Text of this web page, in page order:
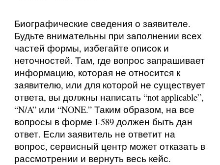
Биографические сведения о заявителе.
Будьте внимательны при заполнении всех
частей формы, избегайте описок и
неточностей. Там, где вопрос запрашивает
информацию, которая не относится к
заявителю, или для которой не существует
ответа, вы должны написать “not applicable”,
“N/A” или “NONE.” Таким образом, на все
вопросы в форме I-589 должен быть дан
ответ. Если заявитель не ответит на
вопрос, сервисный центр может отказать в
рассмотрении и вернуть весь кейс.